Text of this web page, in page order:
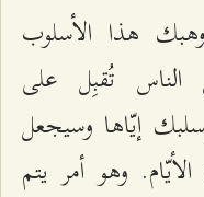
هذا الأسلوب
تُقبِل على
إيّاها وسيجعل
وهو أمر يتم